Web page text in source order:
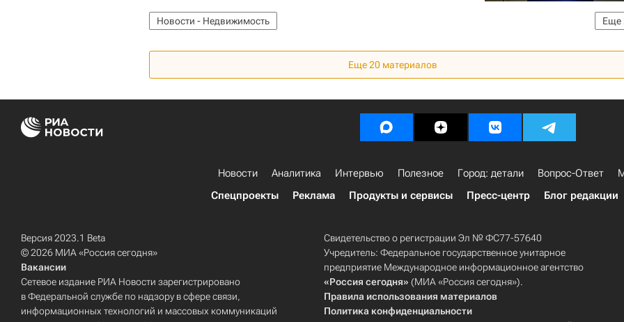
Еще
Новости - Недвижимость
Еще 20 материалов
Новости Аналитика Интервью Полезное Город: детали Вопрос-Ответ
Спецпроекты
Реклама Продукты и сервисы Пресс-центр Блог редакции
Версия 2023.1 Beta
© 2026 МИА «Россия сегодня»
Вакансии
Сетевое издание РИА Новости зарегистрировано
в Федеральной службе по надзору в сфере связи,
информационных технологий и массовых коммуникаций
Свидетельство о регистрации Эл № ФС77-57640
Учредитель: Федеральное государственное унитарное
предприятие Международное информационное агентство
«Россия сегодня» (МИА «Россия сегодня»).
Правила использования материалов
Политика конфиденциальности